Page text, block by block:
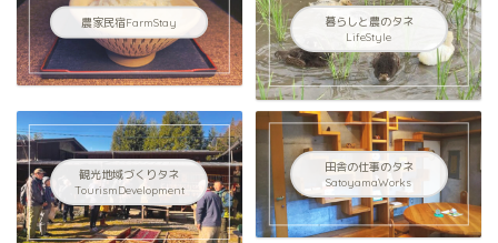
農家民宿FarmStay
暮らしと農のタネ
LifeStyle
観光地域づくりタネ
TourismDevelopment
田舎の仕事のタネ
SatoyamaWorks